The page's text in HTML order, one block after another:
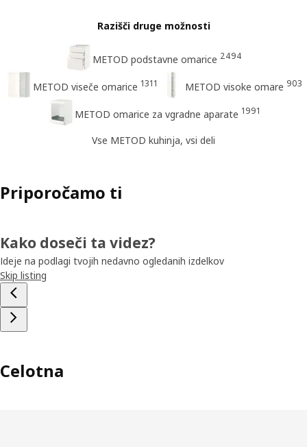
Razišči druge možnosti
METOD podstavne omarice 2494
METOD viseče omarice 1311 METOD visoke omare 903
METOD omarice za vgradne aparate 1991
Vse METOD kuhinja, vsi deli
Priporočamo ti
Kako doseči ta videz?
Ideje na podlagi tvojih nedavno ogledanih izdelkov
Skip listing
Celotna